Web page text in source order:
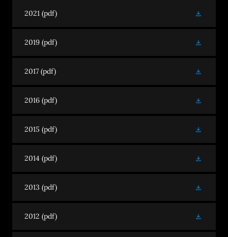
2021 (pdf)
2019 (pdf)
2017(pdf)
2016 (pdf)
2015 (pdf)
2014 (pdf)
2013 (pdf)
2012 (pdf)